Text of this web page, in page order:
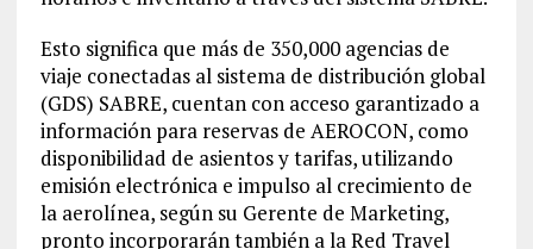
Esto significa que más de 350,000 agencias de
viaje conectadas al sistema de distribución global
(GDS) SABRE, cuentan con acceso garantizado a
información para reservas de AEROCON, como
disponibilidad de asientos y tarifas, utilizando
emisión electrónica e impulso al crecimiento de
la aerolínea, según su Gerente de Marketing,
pronto incorporarán también a la Red Travel